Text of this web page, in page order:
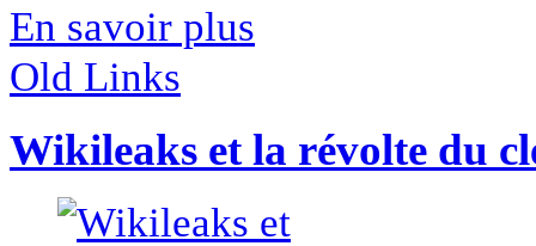
En savoir plus
Old Links
Wikileaks et la révolte du